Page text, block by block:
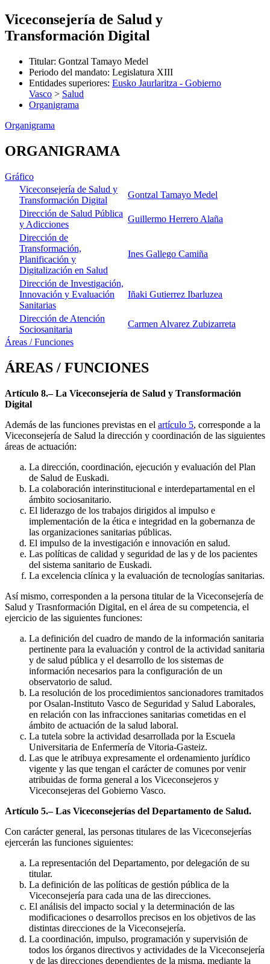
Viceconsejería de Salud y
Transformación Digital
Titular: Gontzal Tamayo Medel
Periodo del mandato: Legislatura XIII
Entidades superiores: Eusko Jaurlaritza - Gobierno
Vasco > Salud
Organigrama
Organigrama
ORGANIGRAMA
Gráfico
Viceconsejería de Salud y
Transformación Digital
Gontzal Tamayo Medel
Dirección de Salud Pública
y Adicciones
Guillermo Herrero Alaña
Dirección de
Transformación,
Planificación y
Digitalización en Salud
Ines Gallego Camiña
Dirección de Investigación,
Innovación y Evaluación
Sanitarias
Iñaki Gutierrez Ibarluzea
Dirección de Atención
Sociosanitaria
Carmen Alvarez Zubizarreta
Áreas / Funciones
ÁREAS / FUNCIONES
Artículo 8.– La Viceconsejería de Salud y Transformación
Digital
Además de las funciones previstas en el artículo 5, corresponde a la
Viceconsejería de Salud la dirección y coordinación de las siguientes
áreas de actuación:
La dirección, coordinación, ejecución y evaluación del Plan
de Salud de Euskadi.
La colaboración interinstitucional e interdepartamental en el
ámbito sociosanitario.
El liderazgo de los trabajos dirigidos al impulso e
implementación de la ética e integridad en la gobernanza de
las organizaciones sanitarias públicas.
El impulso de la investigación e innovación en salud.
Las políticas de calidad y seguridad de las y de los pacientes
del sistema sanitario de Euskadi.
La excelencia clínica y la evaluación de tecnologías sanitarias.
Así mismo, corresponden a la persona titular de la Viceconsejería de
Salud y Trasnformación Digital, en el área de su competencia, el
ejercicio de las siguientes funciones:
La definición del cuadro de mando de la información sanitaria
pertinente para la evaluación y control de la actividad sanitaria
y de salud pública y el desarrollo de los sistemas de
información necesarios para la configuración de un
observatorio de salud.
La resolución de los procedimientos sancionadores tramitados
por Osalan-Instituto Vasco de Seguridad y Salud Laborales,
en relación con las infracciones sanitarias cometidas en el
ámbito de actuación de la salud laboral.
La tutela sobre la actividad desarrollada por la Escuela
Universitaria de Enfermería de Vitoria-Gasteiz.
Las que le atribuya expresamente el ordenamiento jurídico
vigente y las que tengan el carácter de comunes por venir
atribuidas de forma general a los Viceconsejeros y
Viceconsejeras del Gobierno Vasco.
Artículo 5.– Las Viceconsejerías del Departamento de Salud.
Con carácter general, las personas titulares de las Viceconsejerías
ejercerán las funciones siguientes:
La representación del Departamento, por delegación de su
titular.
La definición de las políticas de gestión pública de la
Viceconsejería para cada una de las direcciones.
El análisis del impacto social y la determinación de las
modificaciones o desarrollos precisos en los objetivos de las
distintas direcciones de la Viceconsejería.
La coordinación, impulso, programación y supervisión de
todos los órganos directivos y actividades de la Viceconsejería
y de las direcciones dependientes de la misma, mediante la